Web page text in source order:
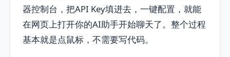
器控制台，把API Key填进去，一键配置，就能
在网页上打开你的AI助手开始聊天了。整个过程
基本就是点鼠标，不需要写代码。